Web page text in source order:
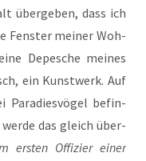
über­ge­ben, dass ich
Fens­ter mei­ner Woh­
Depe­sche mei­nes
ein Kunst­werk. Auf
Para­dies­vö­gel befin­
das gleich über­
ers­ten Offi­zier einer